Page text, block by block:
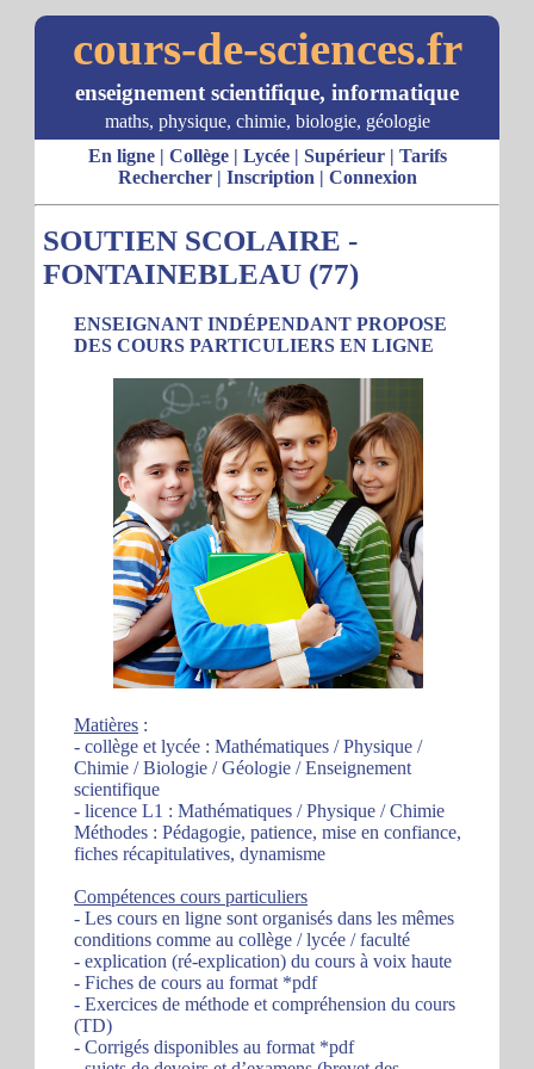
cours-de-sciences.fr
enseignement scientifique, informatique
maths, physique, chimie, biologie, géologie
En ligne| Collège| Lycée| Supérieur| Tarifs
Rechercher| Inscription | Connexion
SOUTIEN SCOLAIRE -
FONTAINEBLEAU (77)
ENSEIGNANT INDÉPENDANT PROPOSE
DES COURS PARTICULIERS EN LIGNE
Matières :
- collège et lycée : Mathématiques / Physique /
Chimie / Biologie / Géologie / Enseignement
scientifique
- licence L1 : Mathématiques / Physique / Chimie
Méthodes : Pédagogie, patience, mise en confiance,
fiches récapitulatives, dynamisme
Compétences cours particuliers
- Les cours en ligne sont organisés dans les mêmes
conditions comme au collège / lycée / faculté
- explication (ré-explication) du cours à voix haute
- Fiches de cours au format *pdf
- Exercices de méthode et compréhension du cours
(TD)
- Corrigés disponibles au format *pdf